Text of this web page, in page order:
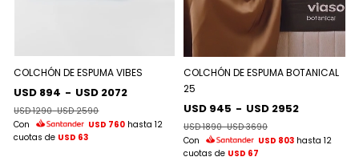
COLCHÓN DE ESPUMA VIBES
USD 894 - USD 2072
USD 1290-USD 2590
Con
USD 760 hasta 12
cuotas de USD 63
COLCHÓN DE ESPUMA BOTANICAL
25
USD 945 - USD 2952
USD 1890-USD 3690
Con
USD 803 hasta 12
cuotas de USD 67